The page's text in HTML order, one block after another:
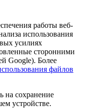
работы веб-
использования
усилиях
сторонними
Google). Более
файлов
на сохранение
устройстве.